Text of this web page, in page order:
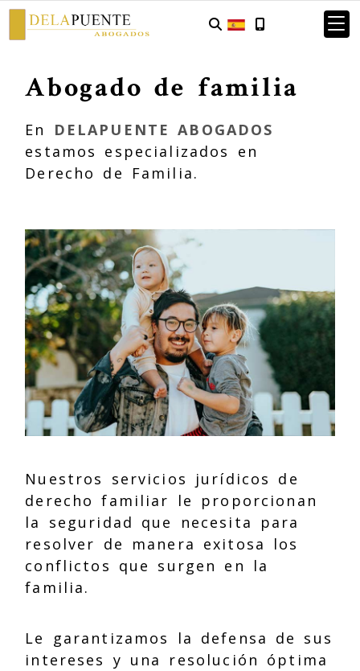
Abogado de familia
En
DELAPUENTE ABOGADOS
estamos especializados en
Derecho de Familia.
Nuestros servicios jurídicos de
derecho familiar le proporcionan
la seguridad que necesita para
resolver de manera exitosa los
conflictos que surgen en la
familia.
Le garantizamos la defensa de sus
intereses y una resolución óptima